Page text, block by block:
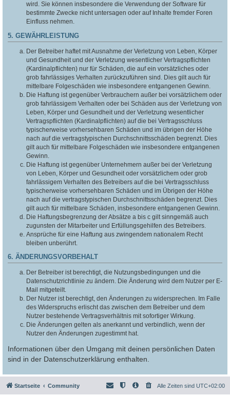
wird. Sie können insbesondere die Verwendung der Software für
bestimmte Zwecke nicht untersagen oder auf Inhalte fremder Foren
Einfluss nehmen.
5. GEWÄHRLEISTUNG
Der Betreiber haftet mit Ausnahme der Verletzung von Leben, Körper
und Gesundheit und der Verletzung wesentlicher Vertragspflichten
(Kardinalpflichten) nur für Schäden, die auf ein vorsätzliches oder
grob fahrlässiges Verhalten zurückzuführen sind. Dies gilt auch für
mittelbare Folgeschäden wie insbesondere entgangenen Gewinn.
Die Haftung ist gegenüber Verbrauchern außer bei vorsätzlichem oder
grob fahrlässigem Verhalten oder bei Schäden aus der Verletzung von
Leben, Körper und Gesundheit und der Verletzung wesentlicher
Vertragspflichten (Kardinalpflichten) auf die bei Vertragsschluss
typischerweise vorhersehbaren Schäden und im übrigen der Höhe
nach auf die vertragstypischen Durchschnittsschäden begrenzt. Dies
gilt auch für mittelbare Folgeschäden wie insbesondere entgangenen
Gewinn.
Die Haftung ist gegenüber Unternehmern außer bei der Verletzung
von Leben, Körper und Gesundheit oder vorsätzlichem oder grob
fahrlässigem Verhalten des Betreibers auf die bei Vertragsschluss
typischerweise vorhersehbaren Schäden und im Übrigen der Höhe
nach auf die vertragstypischen Durchschnittsschäden begrenzt. Dies
gilt auch für mittelbare Schäden, insbesondere entgangenen Gewinn.
Die Haftungsbegrenzung der Absätze a bis c gilt sinngemäß auch
zugunsten der Mitarbeiter und Erfüllungsgehilfen des Betreibers.
Ansprüche für eine Haftung aus zwingendem nationalem Recht
bleiben unberührt.
6. ÄNDERUNGSVORBEHALT
Der Betreiber ist berechtigt, die Nutzungsbedingungen und die
Datenschutzrichtlinie zu ändern. Die Änderung wird dem Nutzer per E-
Mail mitgeteilt.
Der Nutzer ist berechtigt, den Änderungen zu widersprechen. Im Falle
des Widerspruchs erlischt das zwischen dem Betreiber und dem
Nutzer bestehende Vertragsverhältnis mit sofortiger Wirkung.
Die Änderungen gelten als anerkannt und verbindlich, wenn der
Nutzer den Änderungen zugestimmt hat.
Informationen über den Umgang mit deinen persönlichen Daten
sind in der Datenschutzerklärung enthalten.
Startseite Community Alle Zeiten sind UTC+02:00